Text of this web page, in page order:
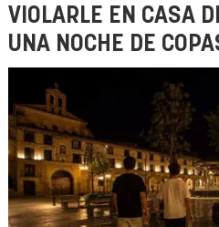
VIOLARLE EN CASA
UNA NOCHE DE